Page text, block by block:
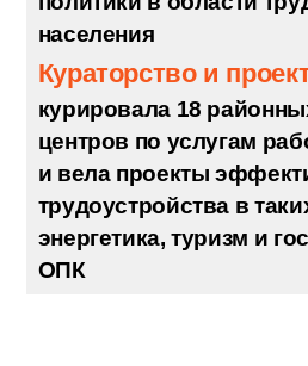
(трудовое
Благодарности от
награждена
8 городских
привлечение крупных
на мероприятия по